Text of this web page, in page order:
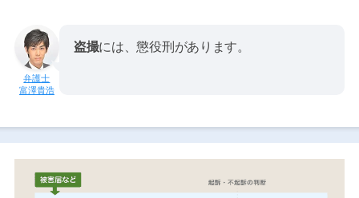
富澤貴浩
盗撮には、懲役刑があります。